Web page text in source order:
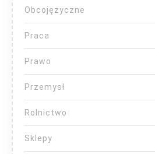
Obcojęzyczne
Praca
Prawo
Przemysł
Rolnictwo
Sklepy